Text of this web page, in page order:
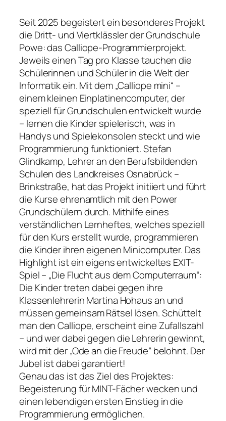
Seit 2025 begeistert ein besonderes Projekt
die Dritt- und Viertklässler der Grundschule
Powe: das Calliope-Programmierprojekt.
Jeweils einen Tag pro Klasse tauchen die
Schülerinnen und Schüler in die Welt der
Informatik ein. Mit dem „Calliope mini“ –
einem kleinen Einplatinencomputer, der
speziell für Grundschulen entwickelt wurde
– lernen die Kinder spielerisch, was in
Handys und Spielekonsolen steckt und wie
Programmierung funktioniert. Stefan
Glindkamp, Lehrer an den Berufsbildenden
Schulen des Landkreises Osnabrück –
Brinkstraße, hat das Projekt initiiert und führt
die Kurse ehrenamtlich mit den Power
Grundschülern durch. Mithilfe eines
verständlichen Lernheftes, welches speziell
für den Kurs erstellt wurde, programmieren
die Kinder ihren eigenen Minicomputer. Das
Highlight ist ein eigens entwickeltes EXIT-
Spiel – „Die Flucht aus dem Computerraum“:
Die Kinder treten dabei gegen ihre
Klassenlehrerin Martina Hohaus an und
müssen gemeinsam Rätsel lösen. Schüttelt
man den Calliope, erscheint eine Zufallszahl
– und wer dabei gegen die Lehrerin gewinnt,
wird mit der „Ode an die Freude“ belohnt. Der
Jubel ist dabei garantiert!
Genau das ist das Ziel des Projektes:
Begeisterung für MINT-Fächer wecken und
einen lebendigen ersten Einstieg in die
Programmierung ermöglichen.